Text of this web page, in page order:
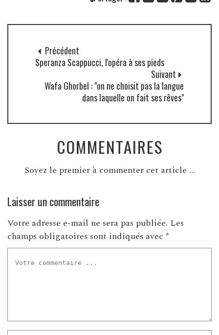
Précédent
Speranza Scappucci, l'opéra à ses pieds
Suivant
Wafa Ghorbel : "on ne choisit pas la langue
dans laquelle on fait ses rêves"
COMMENTAIRES
Soyez le premier à commenter cet article ...
Laisser un commentaire
Votre adresse e-mail ne sera pas publiée. Les
champs obligatoires sont indiqués avec *